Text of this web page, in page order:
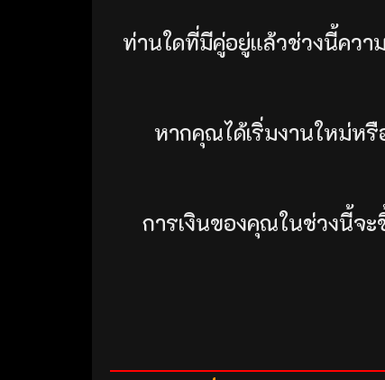
ท่านใดที่มีคู่อยู่แล้วช่วงนี้ควา
หากคุณได้เริ่มงานใหม่ห
การเงินของคุณในช่วงนี้จะ